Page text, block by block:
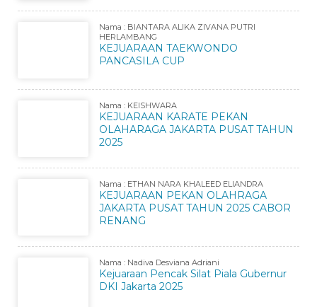
Nama : BIANTARA ALIKA ZIVANA PUTRI
HERLAMBANG
KEJUARAAN TAEKWONDO
PANCASILA CUP
Nama : KEISHWARA
KEJUARAAN KARATE PEKAN
OLAHARAGA JAKARTA PUSAT TAHUN
2025
Nama : ETHAN NARA KHALEED ELIANDRA
KEJUARAAN PEKAN OLAHRAGA
JAKARTA PUSAT TAHUN 2025 CABOR
RENANG
Nama : Nadiva Desviana Adriani
Kejuaraan Pencak Silat Piala Gubernur
DKI Jakarta 2025